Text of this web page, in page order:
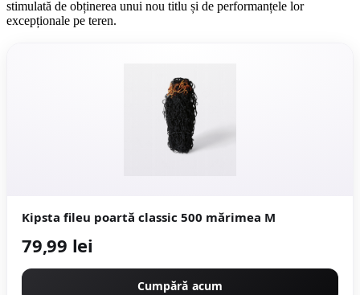
stimulată de obținerea unui nou titlu și de performanțele lor
excepționale pe teren.
Kipsta fileu poartă classic 500 mărimea M
79,99 lei
Cumpără acum